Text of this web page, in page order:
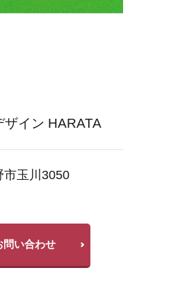
イン HARATA
市玉川3050
問い合わせ